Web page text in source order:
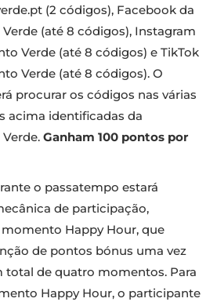
(2 códigos), Facebook da
(até 8 códigos), Instagram
Verde (até 8 códigos) e TikTok
Verde (até 8 códigos). O
procurar os códigos nas várias
acima identificadas da
Ganham 100 pontos por
o passatempo estará
de participação,
Happy Hour, que
de pontos bónus uma vez
total de quatro momentos. Para
Happy Hour, o participante